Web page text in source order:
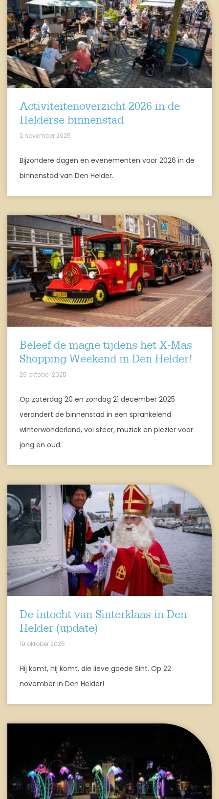
Activiteitenoverzicht 2026 in de
Helderse binnenstad
2 november 2025
Bijzondere dagen en evenementen voor 2026 in de
binnenstad van Den Helder.
Beleef de magie tijdens het X-Mas
Shopping Weekend in Den Helder!
29 oktober 2025
Op zaterdag 20 en zondag 21 december 2025
verandert de binnenstad in een sprankelend
winterwonderland, vol sfeer, muziek en plezier voor
jong en oud.
De intocht van Sinterklaas in Den
Helder (update)
19 oktober 2025
Hij komt, hij komt, die lieve goede Sint. Op 22
november in Den Helder!